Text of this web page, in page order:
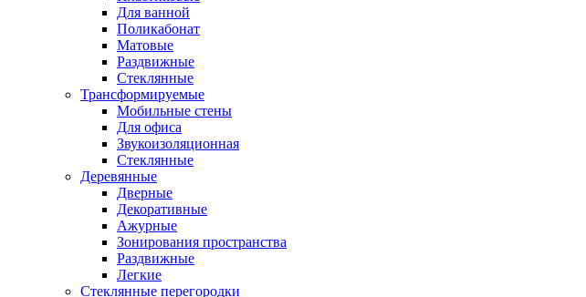
Для ванной
Поликабонат
Матовые
Раздвижные
Стеклянные
Трансформируемые
Мобильные стены
Для офиса
Звукоизоляционная
Стеклянные
Деревянные
Дверные
Декоративные
Ажурные
Зонирования пространства
Раздвижные
Легкие
Стеклянные перегородки